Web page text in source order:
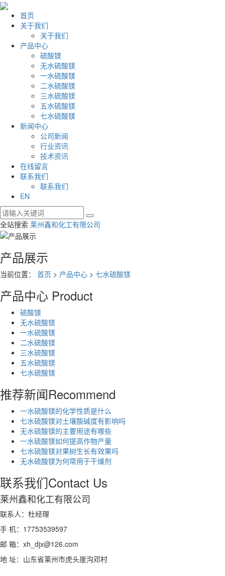
首页
关于我们
关于我们
产品中心
硫酸镁
无水硫酸镁
一水硫酸镁
二水硫酸镁
三水硫酸镁
五水硫酸镁
七水硫酸镁
新闻中心
公司新闻
行业资讯
技术资讯
在线留言
联系我们
联系我们
EN
全站搜索 莱州鑫和化工有限公司
产品展示
当前位置： 首页 > 产品中心 > 七水硫酸镁
产品中心 Product
硫酸镁
无水硫酸镁
一水硫酸镁
二水硫酸镁
三水硫酸镁
五水硫酸镁
七水硫酸镁
推荐新闻Recommend
一水硫酸镁的化学性质是什么
七水硫酸镁对土壤酸碱度有影响吗
无水硫酸镁的主要用途有哪些
一水硫酸镁如何提高作物产量
七水硫酸镁对果树生长有效果吗
无水硫酸镁为何常用于干燥剂
联系我们Contact Us
莱州鑫和化工有限公司
联系人：杜经理
手 机：17753539597
邮 箱：xh_djx@126.com
地 址：山东省莱州市虎头崖沟邓村